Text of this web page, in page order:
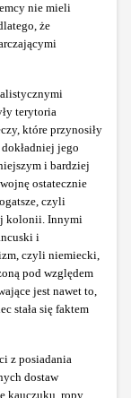
nie mieli
że
terytoria
które przynosiły
jego
i bardziej
ostatecznie
czyli
kolonii. Innymi
i
czyli niemiecki,
pod względem
jest nawet to,
stała się faktem
z posiadania
dostaw
kauczuku, ropy